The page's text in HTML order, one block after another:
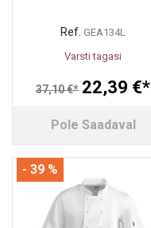
Ref. GEA134L
Varsti tagasi
37,10 €* 22,39 €*
Pole Saadaval
- 39 %